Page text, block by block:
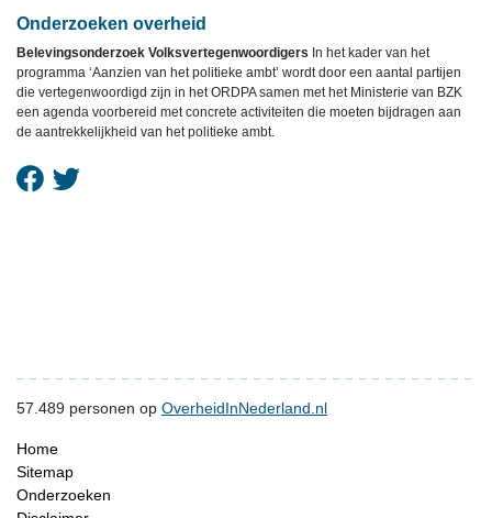
Onderzoeken overheid
Belevingsonderzoek Volksvertegenwoordigers In het kader van het
programma ‘Aanzien van het politieke ambt’ wordt door een aantal partijen
die vertegenwoordigd zijn in het ORDPA samen met het Ministerie van BZK
een agenda voorbereid met concrete activiteiten die moeten bijdragen aan
de aantrekkelijkheid van het politieke ambt.
57.489 personen op OverheidInNederland.nl
Home
Sitemap
Onderzoeken